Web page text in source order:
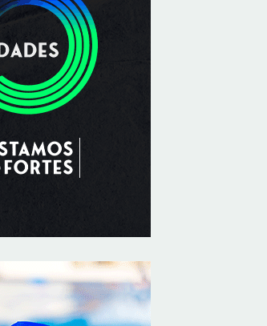
terão o
energia interrompido
(6)
de Base garante
e personalizada aos